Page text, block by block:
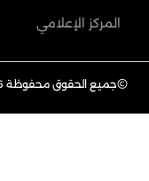
المركز الإعلامي
©جميع الحقوق محفوظة 2026